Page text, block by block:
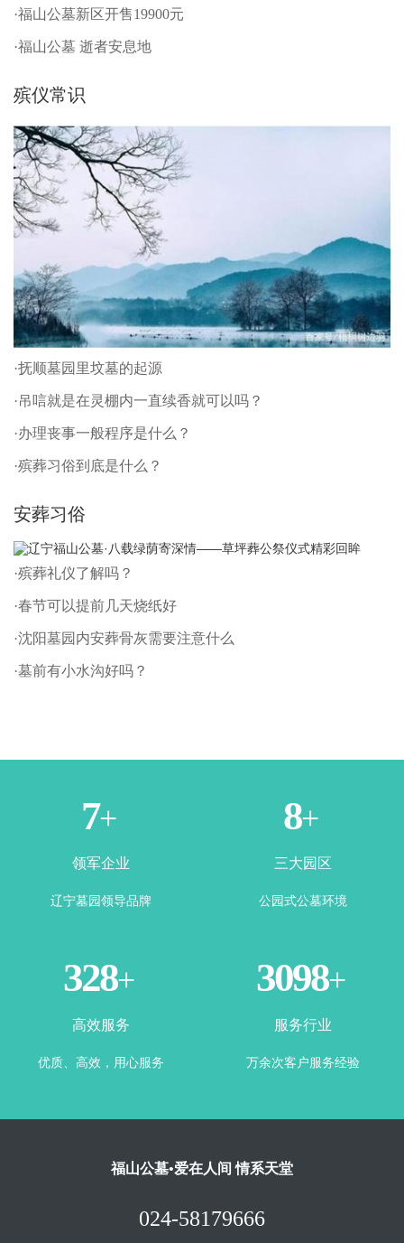
·福山公墓新区开售19900元
·福山公墓 逝者安息地
殡仪常识
·抚顺墓园里坟墓的起源
·吊唁就是在灵棚内一直续香就可以吗？
·办理丧事一般程序是什么？
·殡葬习俗到底是什么？
安葬习俗
·殡葬礼仪了解吗？
·春节可以提前几天烧纸好
·沈阳墓园内安葬骨灰需要注意什么
·墓前有小水沟好吗？
2+
领军企业
辽宁墓园领导品牌
4+
三大园区
公园式公墓环境
360+
高效服务
优质、高效，用心服务
3443+
服务行业
万余次客户服务经验
福山公墓•爱在人间 情系天堂
024-58179666